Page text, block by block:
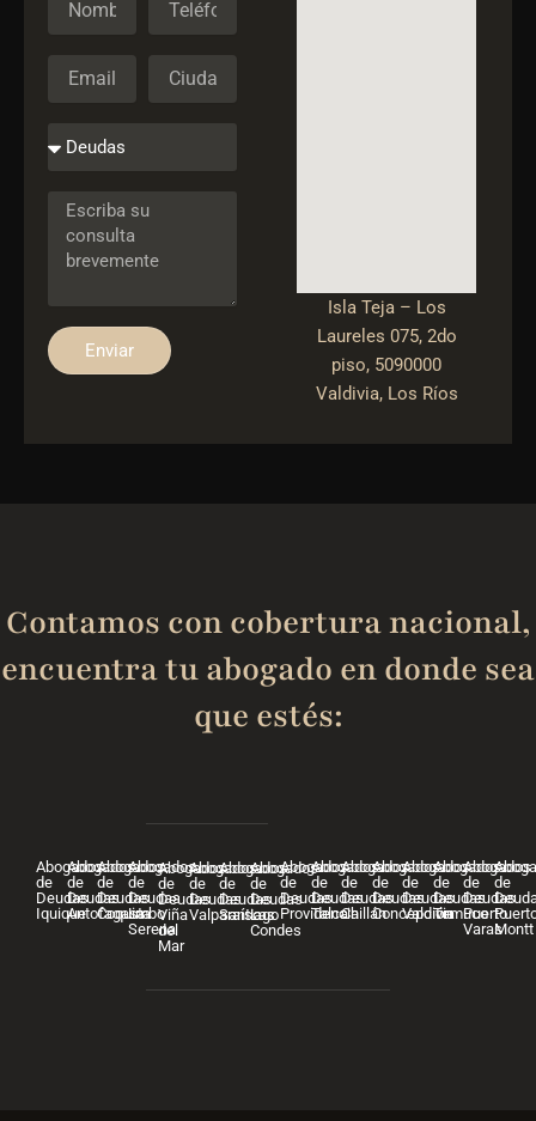
Enviar
Isla Teja – Los
Laureles 075, 2do
piso, 5090000
Valdivia, Los Ríos
Contamos con cobertura nacional,
encuentra tu abogado en donde sea
que estés:
Abogados
de
Deudas
Iquique
Abogados
de
Deudas
Antofagasta
Abogados
de
Deudas
Coquimbo
Abogados
de
Deudas
La
Serena
Abogados
de
Deudas
Viña
del
Mar
Abogados
de
Deudas
Valparaíso
Abogados
de
Deudas
Santiago
Abogados
de
Deudas
Las
Condes
Abogados
de
Deudas
Providencia
Abogados
de
Deudas
Talca
Abogados
de
Deudas
Chillán
Abogados
de
Deudas
Concepción
Abogados
de
Deudas
Valdivia
Abogados
de
Deudas
Temuco
Abogados
de
Deudas
Puerto
Varas
de
Montt